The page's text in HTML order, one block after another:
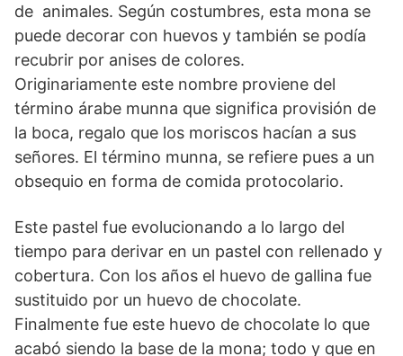
de animales. Según costumbres, esta mona se
puede decorar con huevos y también se podía
recubrir por anises de colores.
Originariamente este nombre proviene del
término árabe munna que significa provisión de
la boca, regalo que los moriscos hacían a sus
señores. El término munna, se refiere pues a un
obsequio en forma de comida protocolario.
Este pastel fue evolucionando a lo largo del
tiempo para derivar en un pastel con rellenado y
cobertura. Con los años el huevo de gallina fue
sustituido por un huevo de chocolate.
Finalmente fue este huevo de chocolate lo que
acabó siendo la base de la mona; todo y que en